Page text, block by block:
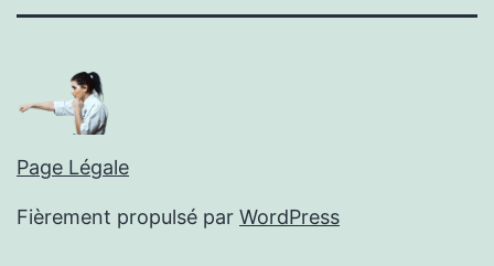
Page Légale
Fièrement propulsé par WordPress